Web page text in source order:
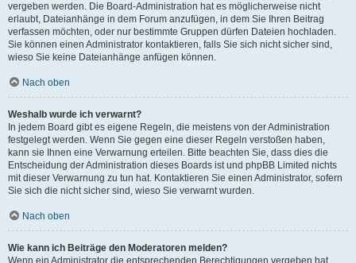
vergeben werden. Die Board-Administration hat es möglicherweise nicht
erlaubt, Dateianhänge in dem Forum anzufügen, in dem Sie Ihren Beitrag
verfassen möchten, oder nur bestimmte Gruppen dürfen Dateien hochladen.
Sie können einen Administrator kontaktieren, falls Sie sich nicht sicher sind,
wieso Sie keine Dateianhänge anfügen können.
Nach oben
Weshalb wurde ich verwarnt?
In jedem Board gibt es eigene Regeln, die meistens von der Administration
festgelegt werden. Wenn Sie gegen eine dieser Regeln verstoßen haben,
kann sie Ihnen eine Verwarnung erteilen. Bitte beachten Sie, dass dies die
Entscheidung der Administration dieses Boards ist und phpBB Limited nichts
mit dieser Verwarnung zu tun hat. Kontaktieren Sie einen Administrator, sofern
Sie sich die nicht sicher sind, wieso Sie verwarnt wurden.
Nach oben
Wie kann ich Beiträge den Moderatoren melden?
Wenn ein Administrator die entsprechenden Berechtigungen vergeben hat,